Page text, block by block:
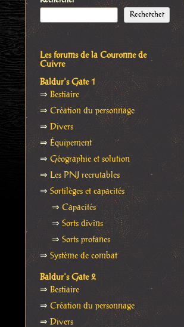
Rechercher
Les forums de la Couronne de
Cuivre
Baldur's Gate 1
⇒Bestiaire
⇒Création du personnage
⇒Divers
⇒ Équipement
⇒Géographie et solution
⇒ Les PNJ recrutables
⇒Sortilèges et capacités
⇒Capacités
⇒Sorts divins
⇒Sorts profanes
⇒Système de combat
Baldur's Gate 2
⇒Bestiaire
⇒Création du personnage
⇒Divers